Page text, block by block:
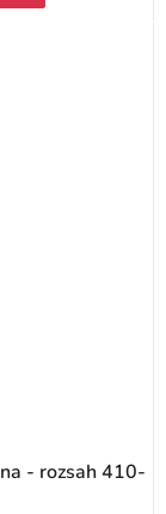
- rozsah 410-